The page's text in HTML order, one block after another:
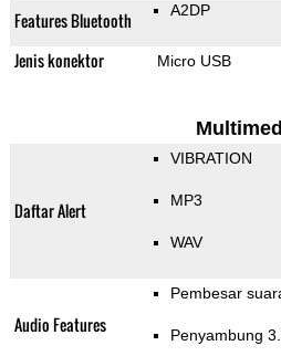
Features Bluetooth A2DP
Jenis konektor Micro USB
Daftar Alert
VIBRATION
MP3
WAV
Audio Features
Pembesar
Penyambung